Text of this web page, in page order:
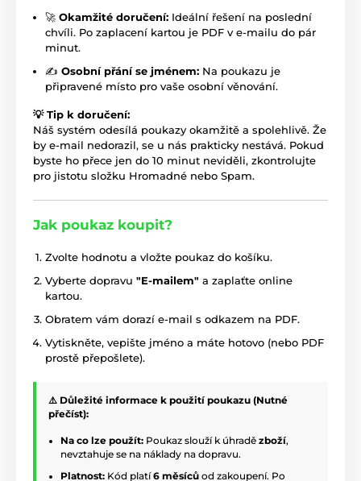
🚀 Okamžité doručení: Ideální řešení na poslední
chvíli. Po zaplacení kartou je PDF v e-mailu do pár
minut.
✍️ Osobní přání se jménem: Na poukazu je
připravené místo pro vaše osobní věnování.
💡 Tip k doručení:
Náš systém odesílá poukazy okamžitě a spolehlivě. Že
by e-mail nedorazil, se u nás prakticky nestává. Pokud
byste ho přece jen do 10 minut neviděli, zkontrolujte
pro jistotu složku Hromadné nebo Spam.
Jak poukaz koupit?
Zvolte hodnotu a vložte poukaz do košíku.
Vyberte dopravu "E-mailem" a zaplaťte online
kartou.
Obratem vám dorazí e-mail s odkazem na PDF.
Vytiskněte, vepište jméno a máte hotovo (nebo PDF
prostě přepošlete).
⚠️ Důležité informace k použití poukazu (Nutné
přečíst):
Na co lze použít: Poukaz slouží k úhradě zboží,
nevztahuje se na náklady na dopravu.
Platnost: Kód platí6 měsíců od zakoupení. Po